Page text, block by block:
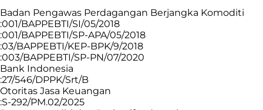
Badan Pengawas Perdagangan Berjangka Komoditi
:001/BAPPEBTI/SI/05/2018
:001/BAPPEBTI/SP-APA/05/2018
:03/BAPPEBTI/KEP-BPK/9/2018
:003/BAPPEBTI/SP-PN/07/2020
Bank Indonesia
:27/546/DPPK/Srt/B
Otoritas Jasa Keuangan
:S-292/PM.02/2025